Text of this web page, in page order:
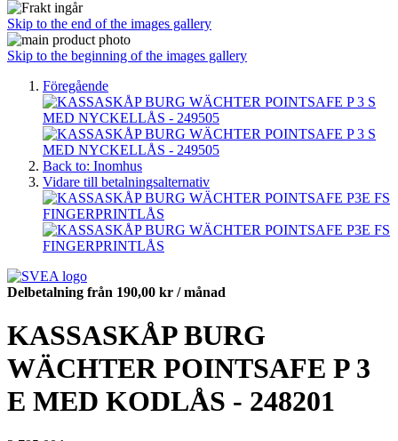
Skip to the end of the images gallery
Skip to the beginning of the images gallery
Föregående
Back to: Inomhus
Vidare till betalningsalternativ
Delbetalning från 190,00 kr / månad
KASSASKÅP BURG
WÄCHTER POINTSAFE P 3
E MED KODLÅS - 248201